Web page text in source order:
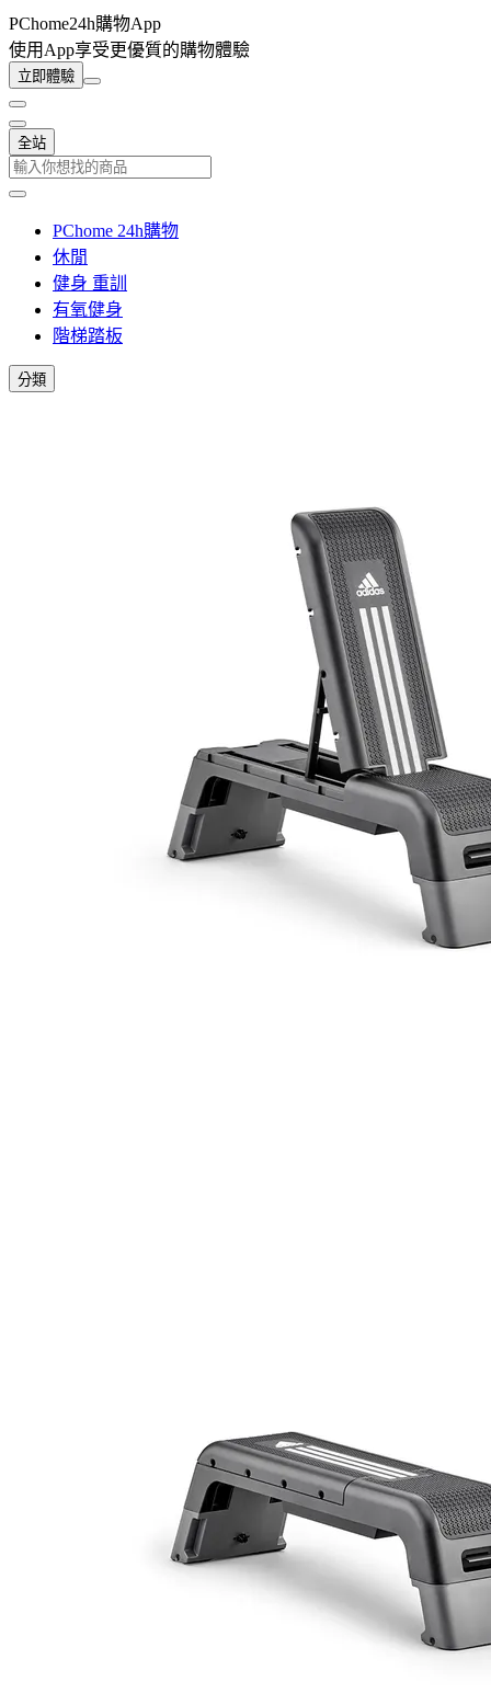
PChome24h購物App
使用App享受更優質的購物體驗
立即體驗
全站
PChome 24h購物
休閒
健身 重訓
有氧健身
階梯踏板
分類